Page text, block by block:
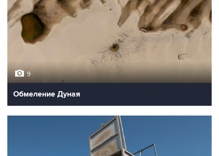
9
Обмеление Дуная